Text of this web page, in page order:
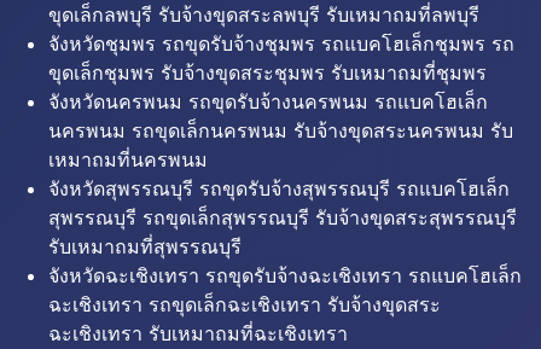
ขุดเล็กลพบุรี รับจ้างขุดสระลพบุรี รับเหมาถมที่ลพบุรี
จังหวัดชุมพร รถขุดรับจ้างชุมพร รถแบคโฮเล็กชุมพร รถ
ขุดเล็กชุมพร รับจ้างขุดสระชุมพร รับเหมาถมที่ชุมพร
จังหวัดนครพนม รถขุดรับจ้างนครพนม รถแบคโฮเล็ก
นครพนม รถขุดเล็กนครพนม รับจ้างขุดสระนครพนม รับ
เหมาถมที่นครพนม
จังหวัดสุพรรณบุรี รถขุดรับจ้างสุพรรณบุรี รถแบคโฮเล็ก
สุพรรณบุรี รถขุดเล็กสุพรรณบุรี รับจ้างขุดสระสุพรรณบุรี
รับเหมาถมที่สุพรรณบุรี
จังหวัดฉะเชิงเทรา รถขุดรับจ้างฉะเชิงเทรา รถแบคโฮเล็ก
ฉะเชิงเทรา รถขุดเล็กฉะเชิงเทรา รับจ้างขุดสระ
ฉะเชิงเทรา รับเหมาถมที่ฉะเชิงเทรา